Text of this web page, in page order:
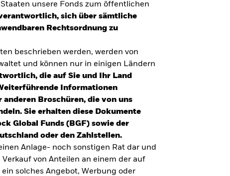
unsere Fonds zum öffentlichen
sich über sämtliche
Rechtsordnung zu
beschrieben werden, werden von
und können nur in einigen Ländern
die auf Sie und Ihr Land
Informationen
Broschüren, die von uns
Sie erhalten diese Dokumente
Global Funds (BGF) sowie der
oder den Zahlstellen.
Anlage- noch sonstigen Rat dar und
von Anteilen an einem der auf
solches Angebot, Werbung oder